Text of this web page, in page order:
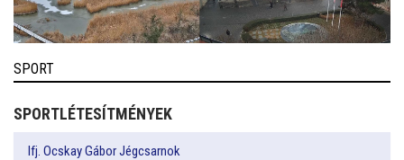
SPORT
SPORTLÉTESÍTMÉNYEK
Ifj. Ocskay Gábor Jégcsarnok